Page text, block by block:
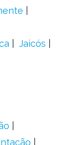
Jaicós